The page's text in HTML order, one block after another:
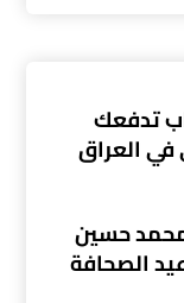
تتطوع؟ 5 أسباب تدفعك
في العراق
حسين
الصحافة